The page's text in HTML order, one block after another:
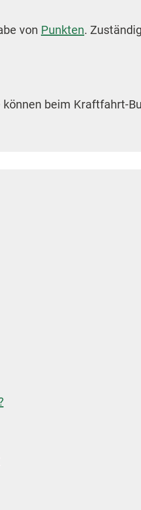
von Punkten.
können beim Kraftfahrt-